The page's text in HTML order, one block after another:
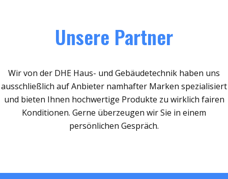
Unsere Partner
Wir von der DHE Haus- und Gebäudetechnik haben uns
ausschließlich auf Anbieter namhafter Marken spezialisiert
und bieten Ihnen hochwertige Produkte zu wirklich fairen
Konditionen. Gerne überzeugen wir Sie in einem
persönlichen Gespräch.